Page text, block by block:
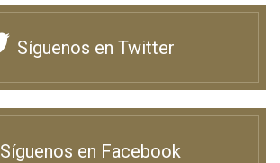
Síguenos en Twitter
Síguenos en Facebook